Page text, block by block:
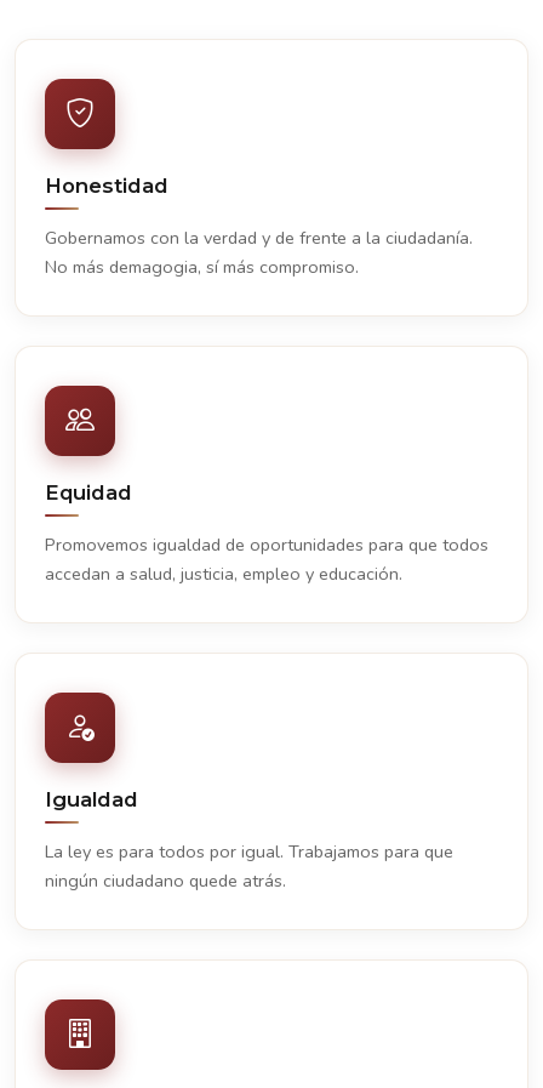
Honestidad
Gobernamos con la verdad y de frente a la ciudadanía.
No más demagogia, sí más compromiso.
Equidad
Promovemos igualdad de oportunidades para que todos
accedan a salud, justicia, empleo y educación.
Igualdad
La ley es para todos por igual. Trabajamos para que
ningún ciudadano quede atrás.